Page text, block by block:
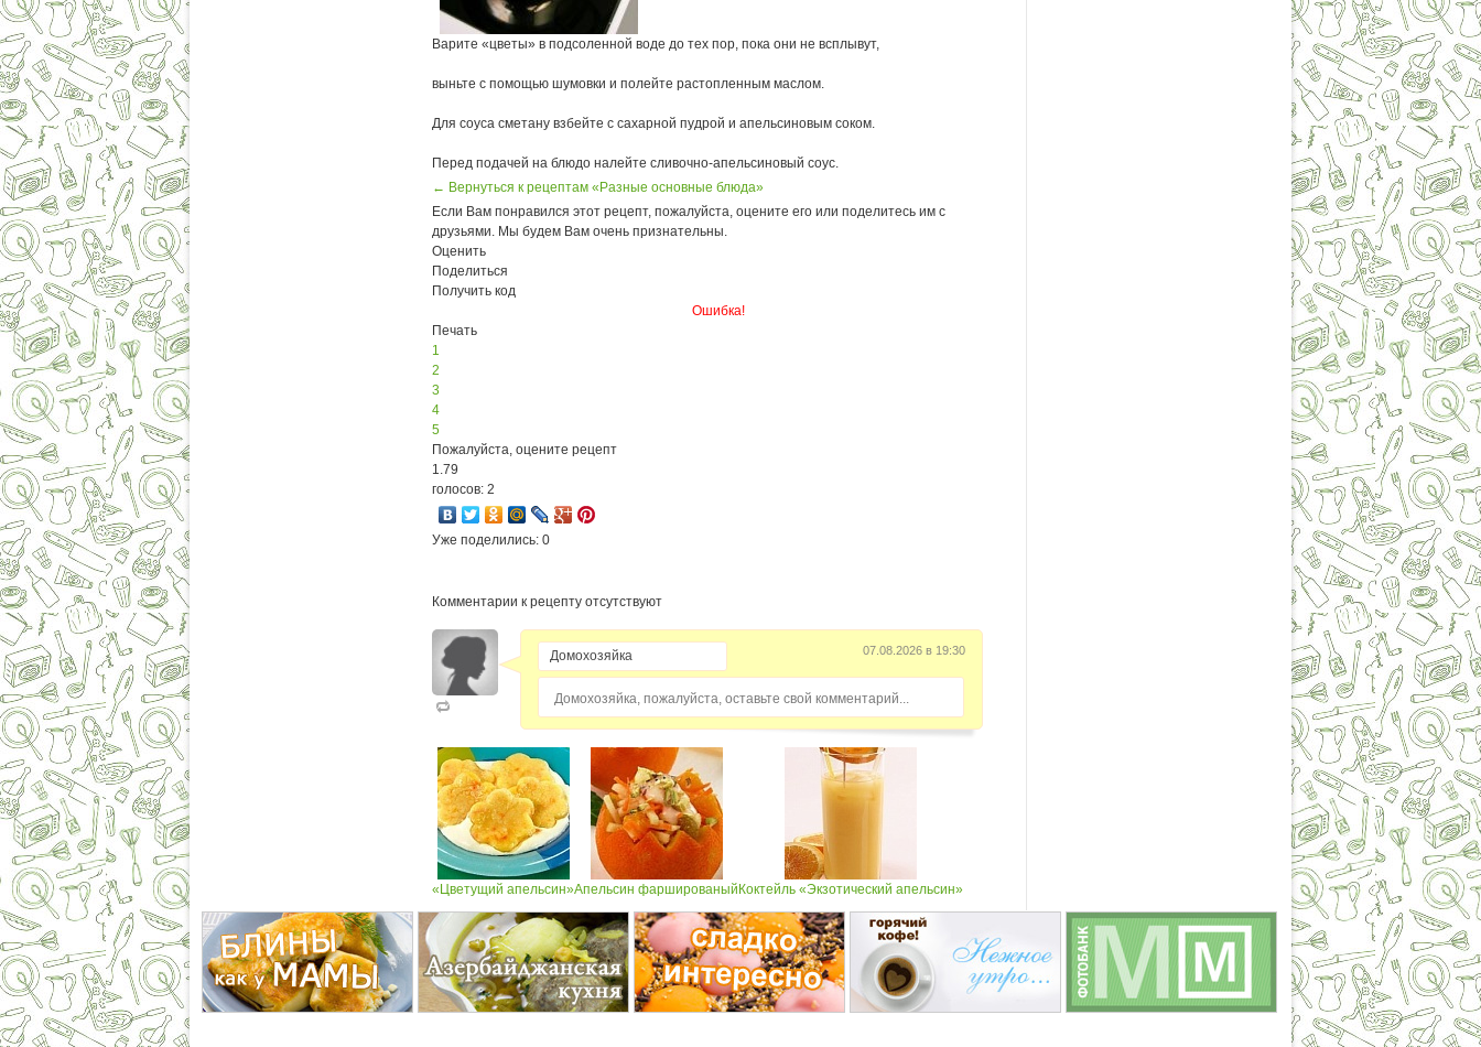
Варите «цветы» в подсоленной воде до тех пор, пока они не всплывут,
выньте с помощью шумовки и полейте растопленным маслом.
Для соуса сметану взбейте с сахарной пудрой и апельсиновым соком.
Перед подачей на блюдо налейте сливочно-апельсиновый соус.
← Вернуться к рецептам «Разные основные блюда»
Если Вам понравился этот рецепт, пожалуйста, оцените его или поделитесь им с
друзьями. Мы будем Вам очень признательны.
Оценить
Поделиться
Получить код
Ошибка!
Печать
1
2
3
4
5
Пожалуйста, оцените рецепт
1.79
голосов: 2
Уже поделились: 0
Комментарии к рецепту отсутствуют
07.08.2026 в 19:30
Домохозяйка, пожалуйста, оставьте свой комментарий...
«Цветущий апельсин»Апельсин фаршированыйКоктейль «Экзотический апельсин»